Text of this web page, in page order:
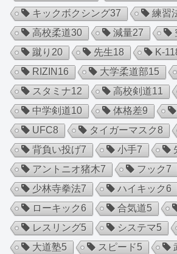
キックボクシング37 練習
高校柔道30 減量27
蹴り 20 先生18 K-1
RIZIN 16 大学柔道部15
スタミナ12 高校剣道11
中学剣道10 体格差9
UFC8 タイガーマスク8
背負い投げ7 小手7
アントニオ猪木7 フック7
少林寺拳法7 ハイキック6
ローキック6 合気道5
レスリング5 システマ5
大道塾5 スピード5